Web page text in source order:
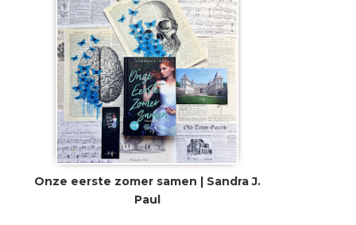
Onze eerste zomer samen | Sandra J.
Paul